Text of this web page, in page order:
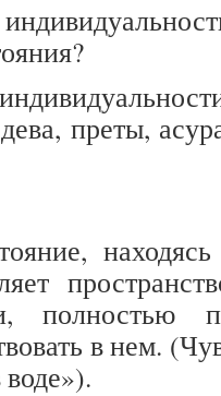
преты,
полностью
в нем.